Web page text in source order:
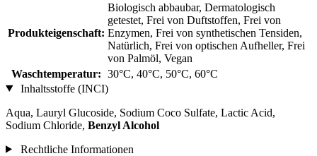
Produkteigenschaft:
Biologisch abbaubar, Dermatologisch
getestet, Frei von Duftstoffen, Frei von
Enzymen, Frei von synthetischen Tensiden,
Natürlich, Frei von optischen Aufheller, Frei
von Palmöl, Vegan
Waschtemperatur: 30°C, 40°C, 50°C, 60°C
Inhaltsstoffe (INCI)
Aqua, Lauryl Glucoside, Sodium Coco­ Sulfate, Lactic Acid,
Sodium Chloride, Benzyl Alcohol
Rechtliche Informationen